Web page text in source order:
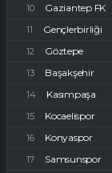
Gaziantep FK
Gençlerbirliği
Göztepe
Başakşehir
Kasımpaşa
Kocaelispor
Konyaspor
Samsunspor